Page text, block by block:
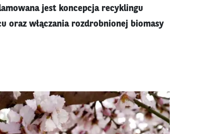
jest koncepcja recyklingu
oraz włączania rozdrobnionej biomasy